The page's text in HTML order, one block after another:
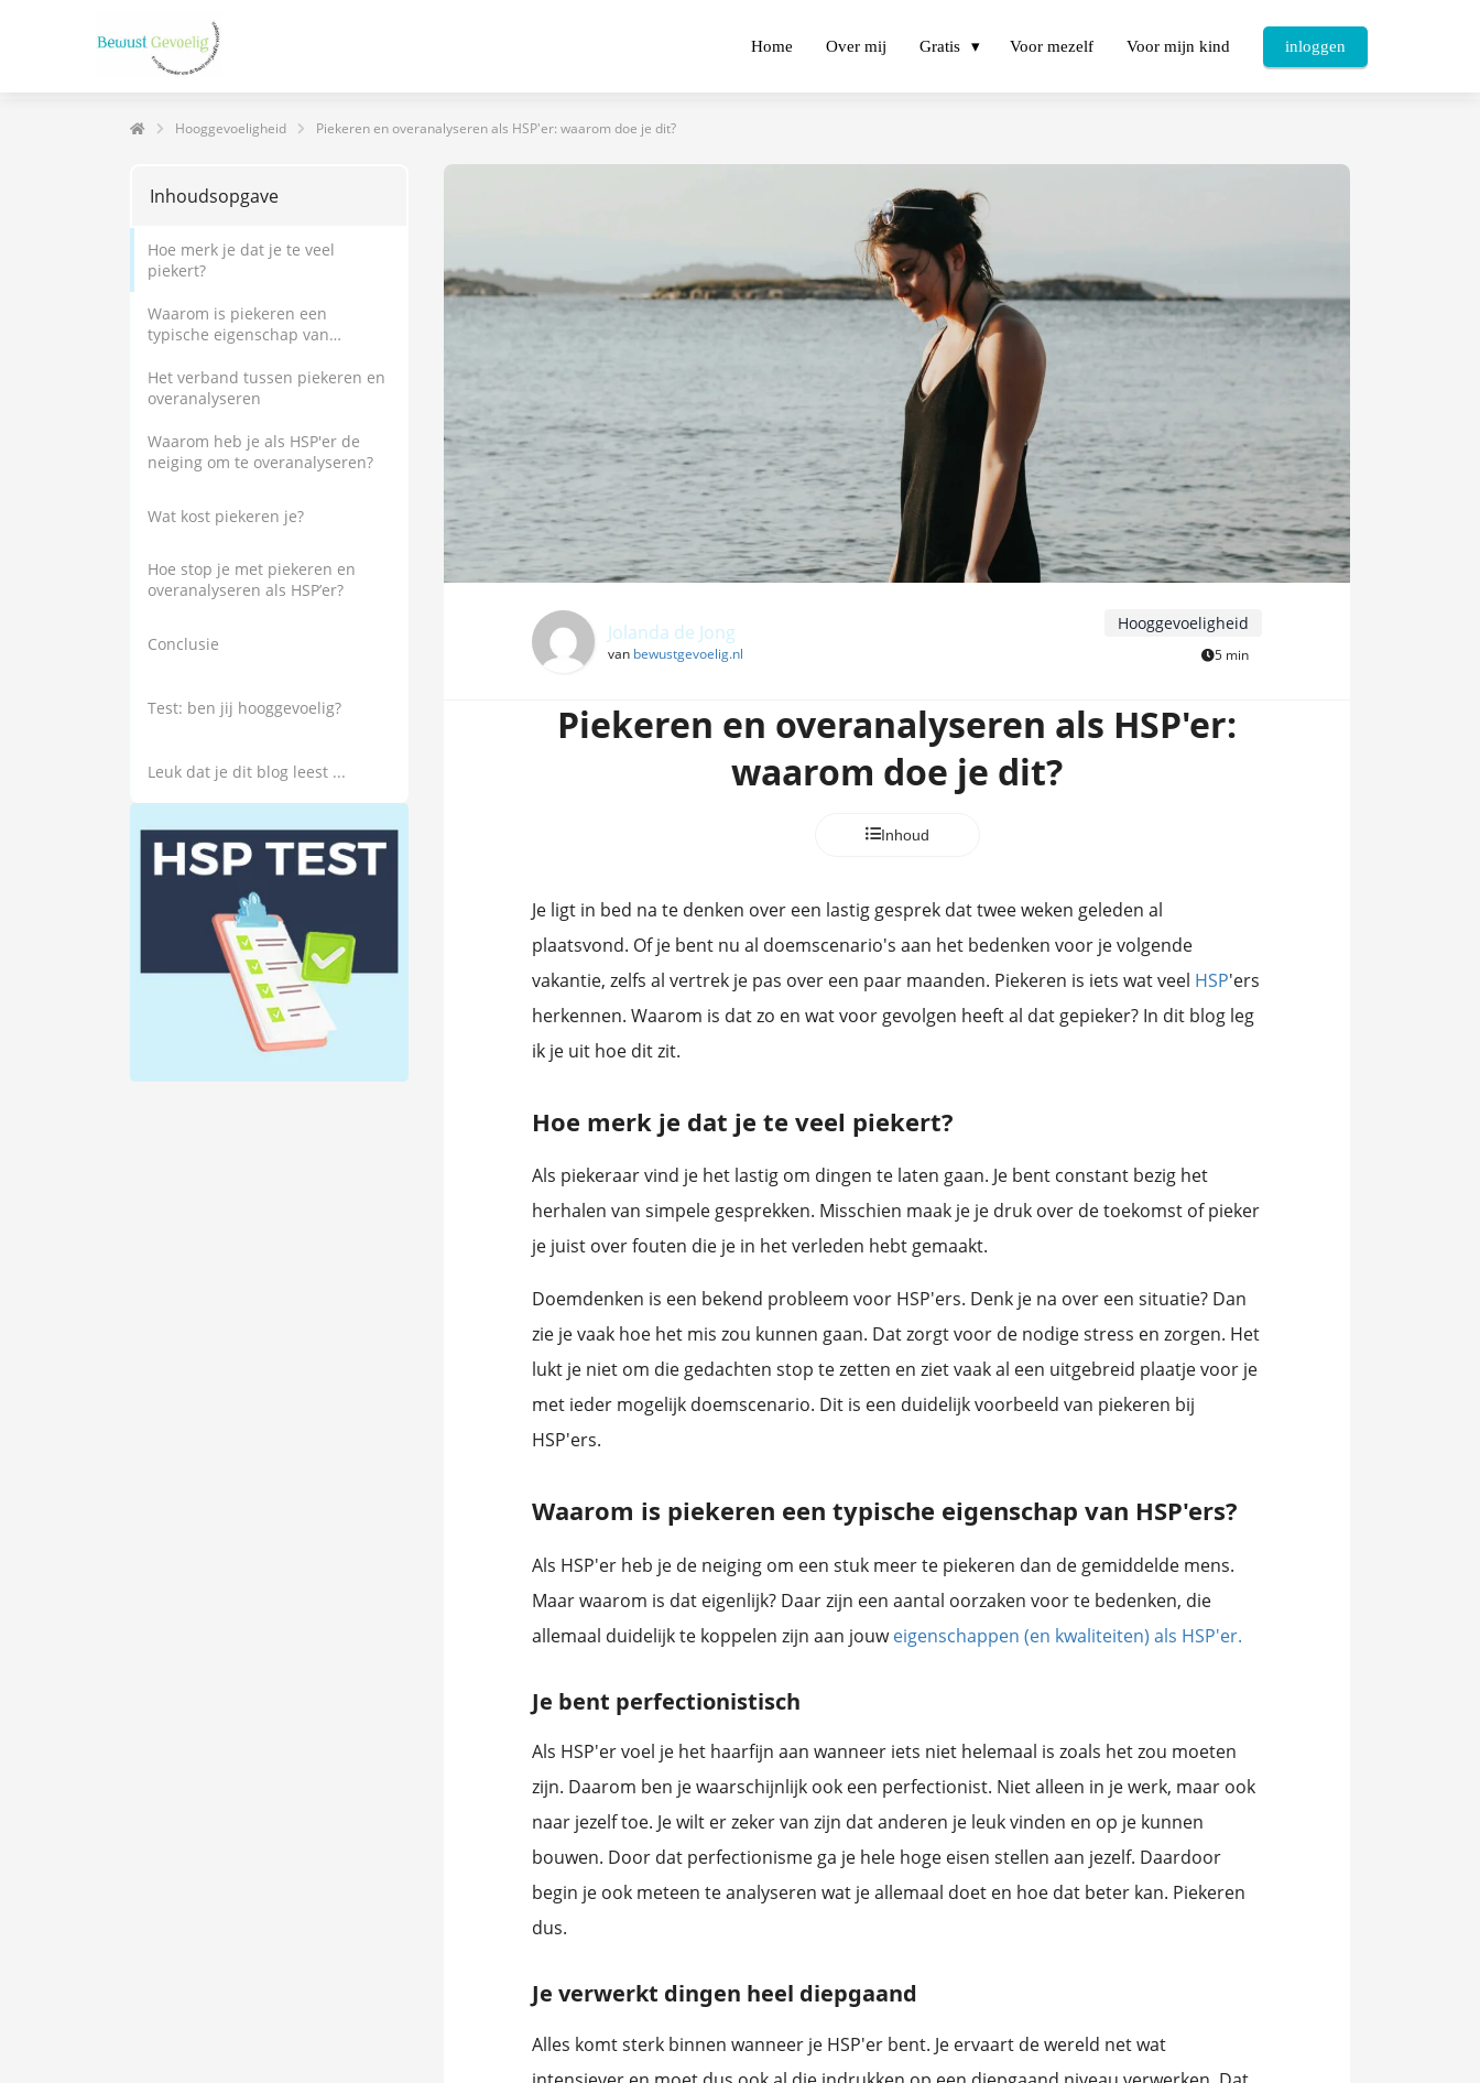
Home Over mij Gratis Voor mezelf Voor mijn kind inloggen
Hooggevoeligheid Piekeren en overanalyseren als HSP'er: waarom doe je dit?
Inhoudsopgave
Hoe merk je dat je te veel
piekert?
Waarom is piekeren een
typische eigenschap van
Het verband tussen piekeren en
overanalyseren
Waarom heb je als HSP'er de
neiging om te overanalyseren?
Wat kost piekeren je?
Hoe stop je met piekeren en
overanalyseren als HSP’er?
Conclusie
Test: ben jij hooggevoelig?
Leuk dat je dit blog leest ...
Jolanda de Jong
van bewustgevoelig.nl
Hooggevoeligheid
5 min
Piekeren en overanalyseren als HSP'er:
waarom doe je dit?
Inhoud
Je ligt in bed na te denken over een lastig gesprek dat twee weken geleden al
plaatsvond. Of je bent nu al doemscenario's aan het bedenken voor je volgende
vakantie, zelfs al vertrek je pas over een paar maanden. Piekeren is iets wat veel HSP'ers
herkennen. Waarom is dat zo en wat voor gevolgen heeft al dat gepieker? In dit blog leg
ik je uit hoe dit zit.
Hoe merk je dat je te veel piekert?
Als piekeraar vind je het lastig om dingen te laten gaan. Je bent constant bezig het
herhalen van simpele gesprekken. Misschien maak je je druk over de toekomst of pieker
je juist over fouten die je in het verleden hebt gemaakt.
Doemdenken is een bekend probleem voor HSP'ers. Denk je na over een situatie? Dan
zie je vaak hoe het mis zou kunnen gaan. Dat zorgt voor de nodige stress en zorgen. Het
lukt je niet om die gedachten stop te zetten en ziet vaak al een uitgebreid plaatje voor je
met ieder mogelijk doemscenario. Dit is een duidelijk voorbeeld van piekeren bij
HSP'ers.
Waarom is piekeren een typische eigenschap van HSP'ers?
Als HSP'er heb je de neiging om een stuk meer te piekeren dan de gemiddelde mens.
Maar waarom is dat eigenlijk? Daar zijn een aantal oorzaken voor te bedenken, die
allemaal duidelijk te koppelen zijn aan jouweigenschappen (en kwaliteiten) als HSP'er.
Je bent perfectionistisch
Als HSP'er voel je het haarfijn aan wanneer iets niet helemaal is zoals het zou moeten
zijn. Daarom ben je waarschijnlijk ook een perfectionist. Niet alleen in je werk, maar ook
naar jezelf toe. Je wilt er zeker van zijn dat anderen je leuk vinden en op je kunnen
bouwen. Door dat perfectionisme ga je hele hoge eisen stellen aan jezelf. Daardoor
begin je ook meteen te analyseren wat je allemaal doet en hoe dat beter kan. Piekeren
dus.
Je verwerkt dingen heel diepgaand
Alles komt sterk binnen wanneer je HSP'er bent. Je ervaart de wereld net wat